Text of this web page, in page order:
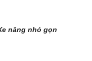
nâng nhỏ gọn